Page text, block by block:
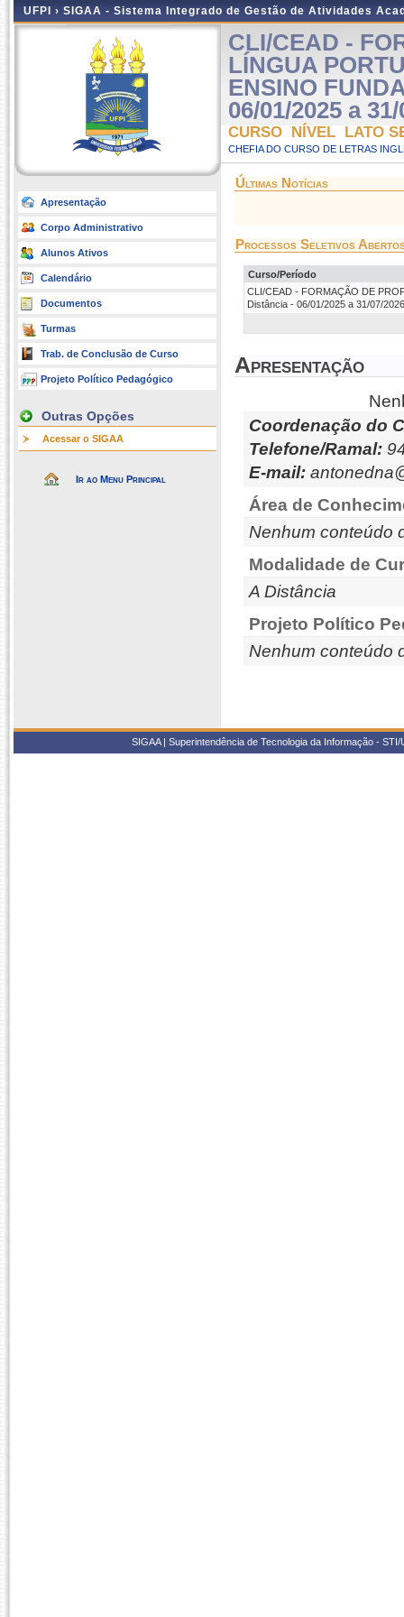
UFPI › SIGAA - Sistema Integrado de Gestão de Atividades
Apresentação
Corpo Administrativo
Alunos Ativos
Calendário
Documentos
Turmas
Trab. de Conclusão de Curso
Projeto Político Pedagógico
Outras Opções
Acessar o SIGAA
Ir ao Menu Principal
CLI/CEAD -
LÍNGUA
ENSINO
06/01/2025 a
CURSO NÍVEL LATO
CHEFIA DO CURSO DE LETRAS
Últimas Notícias
Processos Seletivos
Curso/Período
CLI/CEAD - FORMAÇÃO DE
Distância - 06/01/2025 a 31/07/
Apresentação
Coordenação do
Telefone/Ramal:
E-mail:
Área de
Nenhum conteúdo
Modalidade de
A Distância
Projeto Político
Nenhum conteúdo
SIGAA | Superintendência de Tecnologia da Informação -